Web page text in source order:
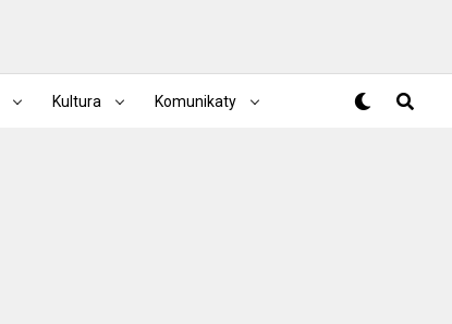
Kultura Komunikaty